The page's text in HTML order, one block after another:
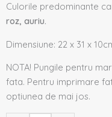
Culorile predominante
roz, auriu.
Dimensiune: 22 x 31 x
NOTA! Pungile pentru
fata. Pentru imprimare
optiunea de mai jos.